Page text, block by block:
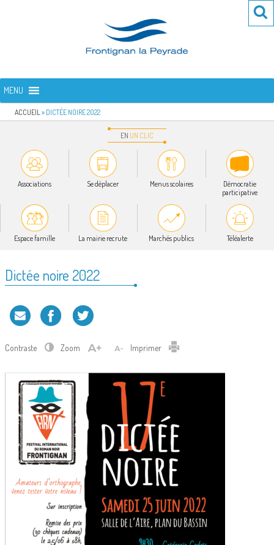
FRONTIGNAN LA PEYRADE
MENU
ACCUEIL » DICTÉE NOIRE 2022
EN UN CLIC
Associations Se déplacer Menus scolaires
Démocratie
participative
Espace famille La mairie recrute Marchés publics Téléalerte
Dictée noire 2022
Contraste Zoom Imprimer